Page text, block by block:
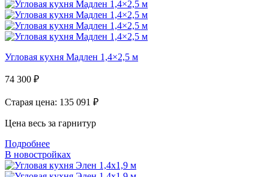
Угловая кухня Мадлен 1,4×2,5 м
74 300 ₽
Старая цена: 135 091 ₽
Цена весь за гарнитур
Подробнее
В новостройках